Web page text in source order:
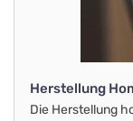
Herstellung
Die Herstellung